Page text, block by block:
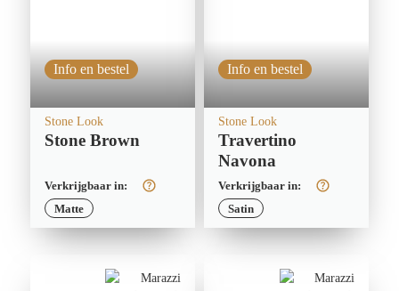
Matte
Verkrijgbaar in:
Info en bestel
Stone Look
Stone Brown
Satin
Verkrijgbaar in:
Info en bestel
Stone Look
Travertino
Navona